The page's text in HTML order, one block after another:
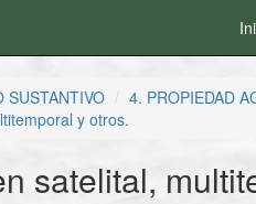
SUSTANTIVO 4. PROPIEDAD
y otros.
satelital,